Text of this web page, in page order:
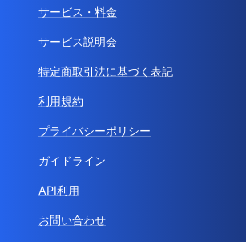
サービス・料金
サービス説明会
特定商取引法に基づく表記
利用規約
プライバシーポリシー
ガイドライン
API利用
お問い合わせ